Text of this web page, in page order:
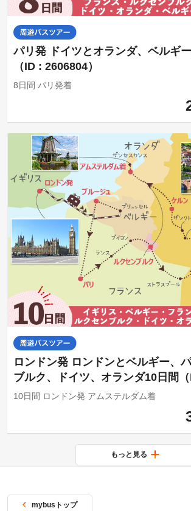
パリ発 ドイツとオランダ、ベルギ
（ID : 2606804）
8日間 パリ発着
ロンドン発 ロンドンとベルギー、
ブルク、ドイツ、オランダ10日間
10日間 ロンドン発 アムステルダム着
もっと見る
mybusトップ